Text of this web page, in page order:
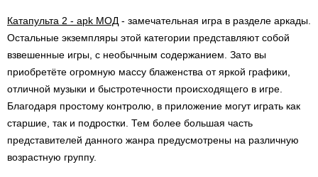
Катапульта 2 - apk МОД - замечательная игра в разделе аркады.
Остальные экземпляры этой категории представляют собой
взвешенные игры, с необычным содержанием. Зато вы
приобретёте огромную массу блаженства от яркой графики,
отличной музыки и быстротечности происходящего в игре.
Благодаря простому контролю, в приложение могут играть как
старшие, так и подростки. Тем более большая часть
представителей данного жанра предусмотрены на различную
возрастную группу.